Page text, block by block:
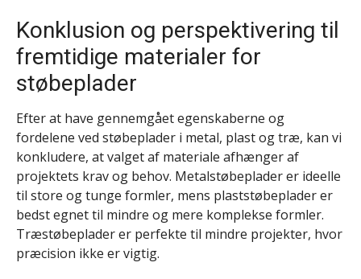
Konklusion og perspektivering til
fremtidige materialer for
støbeplader
Efter at have gennemgået egenskaberne og
fordelene ved støbeplader i metal, plast og træ, kan vi
konkludere, at valget af materiale afhænger af
projektets krav og behov. Metalstøbeplader er ideelle
til store og tunge formler, mens plaststøbeplader er
bedst egnet til mindre og mere komplekse formler.
Træstøbeplader er perfekte til mindre projekter, hvor
præcision ikke er vigtig.